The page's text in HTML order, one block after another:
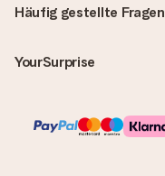
Häufig gestellte Fragen
YourSurprise